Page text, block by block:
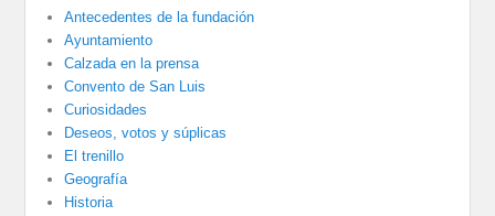
Antecedentes de la fundación
Ayuntamiento
Calzada en la prensa
Convento de San Luis
Curiosidades
Deseos, votos y súplicas
El trenillo
Geografía
Historia